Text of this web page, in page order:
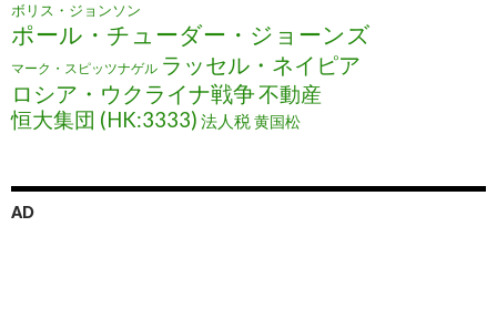
ボリス・ジョンソン
ポール・チューダー・ジョーンズ
マーク・スピッツナゲル ラッセル・ネイピア
ロシア・ウクライナ戦争不動産
恒大集団 (HK:3333) 法人税黄国松
AD